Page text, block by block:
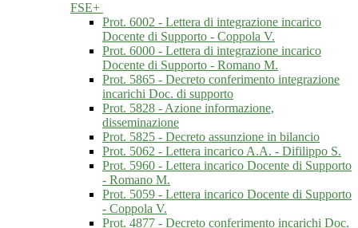
FSE+
Prot. 6002 - Lettera di integrazione incarico
Docente di Supporto - Coppola V.
Prot. 6000 - Lettera di integrazione incarico
Docente di Supporto - Romano M.
Prot. 5865 - Decreto conferimento integrazione
incarichi Doc. di supporto
Prot. 5828 - Azione informazione,
disseminazione
Prot. 5825 - Decreto assunzione in bilancio
Prot. 5062 - Lettera incarico A.A. - Difilippo S.
Prot. 5960 - Lettera incarico Docente di Supporto
- Romano M.
Prot. 5059 - Lettera incarico Docente di Supporto
- Coppola V.
Prot. 4877 - Decreto conferimento incarichi Doc.